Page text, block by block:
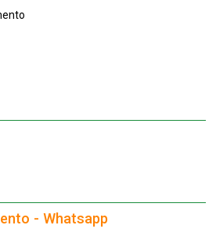
- Whatsapp